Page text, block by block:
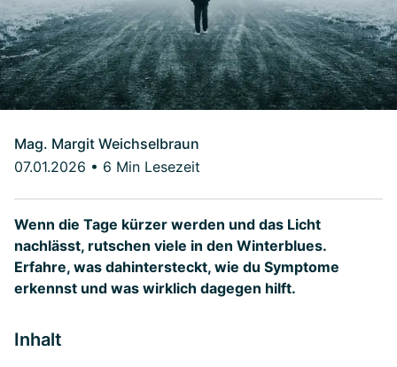
Mag. Margit Weichselbraun
07.01.2026 • 6 Min Lesezeit
Wenn die Tage kürzer werden und das Licht
nachlässt, rutschen viele in den Winterblues.
Erfahre, was dahintersteckt, wie du Symptome
erkennst und was wirklich dagegen hilft.
Inhalt